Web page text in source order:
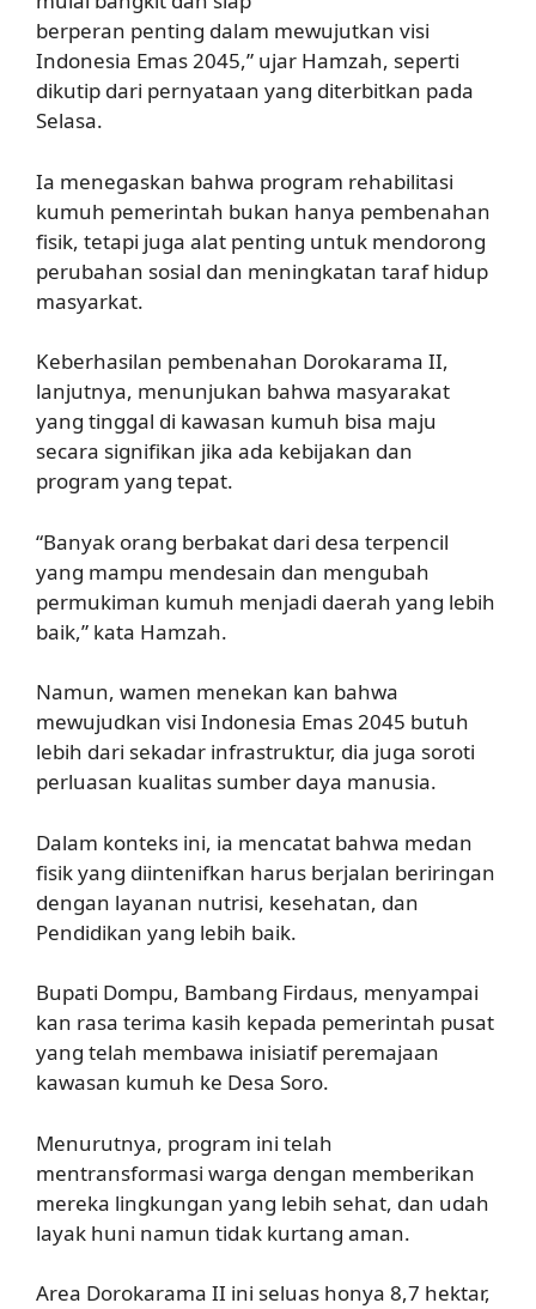
berperan penting dalam mewujutkan visi
Indonesia Emas 2045,” ujar Hamzah, seperti
dikutip dari pernyataan yang diterbitkan pada
Selasa.
Ia menegaskan bahwa program rehabilitasi
kumuh pemerintah bukan hanya pembenahan
fisik, tetapi juga alat penting untuk mendorong
perubahan sosial dan meningkatan taraf hidup
masyarkat.
Keberhasilan pembenahan Dorokarama II,
lanjutnya, menunjukan bahwa masyarakat
yang tinggal di kawasan kumuh bisa maju
secara signifikan jika ada kebijakan dan
program yang tepat.
“Banyak orang berbakat dari desa terpencil
yang mampu mendesain dan mengubah
permukiman kumuh menjadi daerah yang lebih
baik,” kata Hamzah.
Namun, wamen menekan kan bahwa
mewujudkan visi Indonesia Emas 2045 butuh
lebih dari sekadar infrastruktur, dia juga soroti
perluasan kualitas sumber daya manusia.
Dalam konteks ini, ia mencatat bahwa medan
fisik yang diintenifkan harus berjalan beriringan
dengan layanan nutrisi, kesehatan, dan
Pendidikan yang lebih baik.
Bupati Dompu, Bambang Firdaus, menyampai
kan rasa terima kasih kepada pemerintah pusat
yang telah membawa inisiatif peremajaan
kawasan kumuh ke Desa Soro.
Menurutnya, program ini telah
mentransformasi warga dengan memberikan
mereka lingkungan yang lebih sehat, dan udah
layak huni namun tidak kurtang aman.
Area Dorokarama II ini seluas honya 8,7 hektar,